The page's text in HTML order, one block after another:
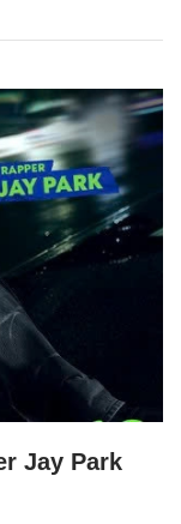
Jay Park